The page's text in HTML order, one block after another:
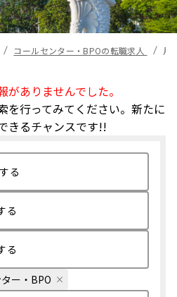
コールセンター・BPOの転職求人 月
ありませんでした。
を行ってみてください。新たに
きるチャンスです!!
る
る
る
ー・BPO